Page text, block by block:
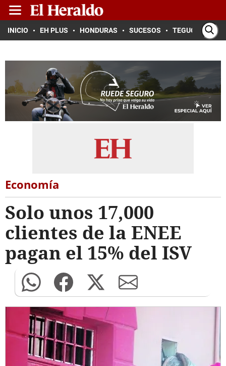
INICIO EH PLUS HONDURAS SUCESOS TEGUCIGALPA
Economía
Solo unos 17,000
clientes de la ENEE
pagan el 15% del ISV